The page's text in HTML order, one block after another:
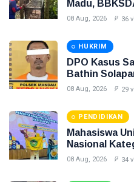
Madu,
Jebak
08 Aug, 2026 36
HUKRIM
DPO Kasus
Bathin
08 Aug, 2026 29
PENDIDIKAN
Mahasiswa
Nasional
08 Aug, 2026 34